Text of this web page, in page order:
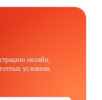
онлайн,
условиях